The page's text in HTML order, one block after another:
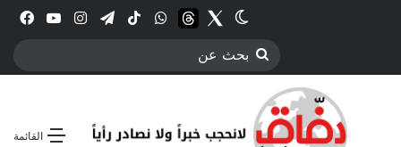
انستقرامتيلقرام‫TikTokواتسابthreadsTwitter
الوضع المظلم
بحث
القائمة